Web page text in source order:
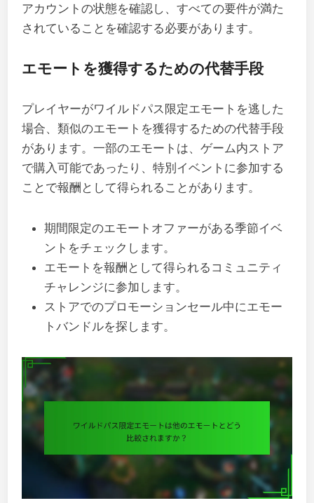
アカウントの状態を確認し、すべての要件が満た
されていることを確認する必要があります。
エモートを獲得するための代替手段
プレイヤーがワイルドパス限定エモートを逃した
場合、類似のエモートを獲得するための代替手段
があります。一部のエモートは、ゲーム内ストア
で購入可能であったり、特別イベントに参加する
ことで報酬として得られることがあります。
期間限定のエモートオファーがある季節イベ
ントをチェックします。
エモートを報酬として得られるコミュニティ
チャレンジに参加します。
ストアでのプロモーションセール中にエモー
トバンドルを探します。